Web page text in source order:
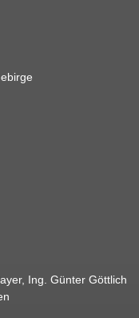
Ing. Günter Göttlich